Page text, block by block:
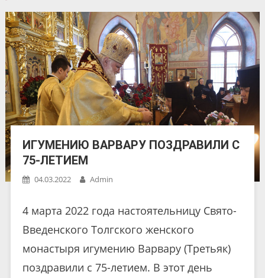
ИГУМЕНИЮ ВАРВАРУ ПОЗДРАВИЛИ С
75-ЛЕТИЕМ
04.03.2022 Admin
4 марта 2022 года настоятельницу Свято-
Введенского Толгского женского
монастыря игумению Варвару (Третьяк)
поздравили с 75-летием. В этот день